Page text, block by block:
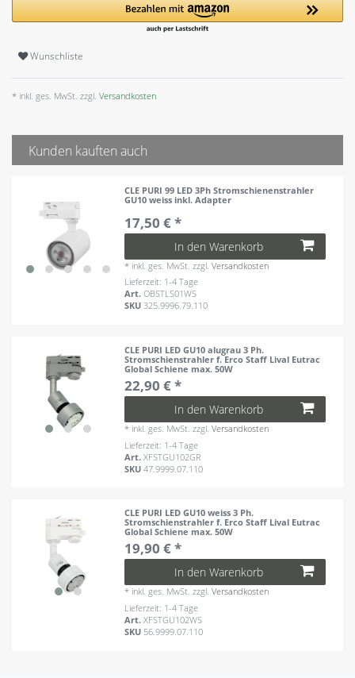
Wunschliste
* inkl. ges. MwSt. zzgl. Versandkosten
Kunden kauften auch
CLE PURI 99 LED 3Ph Stromschienenstrahler
GU10 weiss inkl. Adapter
17,50 € *
In den Warenkorb
* inkl. ges. MwSt. zzgl.Versandkosten
Lieferzeit: 1-4 Tage
Art.OBSTLS01WS
SKU325.9996.79.110
CLE PURI LED GU10 alugrau 3 Ph.
Stromschienstrahler f. Erco Staff Lival Eutrac
Global Schiene max. 50W
22,90 € *
In den Warenkorb
* inkl. ges. MwSt. zzgl.Versandkosten
Lieferzeit: 1-4 Tage
Art.XFSTGU102GR
SKU47.9999.07.110
CLE PURI LED GU10 weiss 3 Ph.
Stromschienstrahler f. Erco Staff Lival Eutrac
Global Schiene max. 50W
19,90 € *
In den Warenkorb
* inkl. ges. MwSt. zzgl.Versandkosten
Lieferzeit: 1-4 Tage
Art.XFSTGU102WS
SKU 56.9999.07.110